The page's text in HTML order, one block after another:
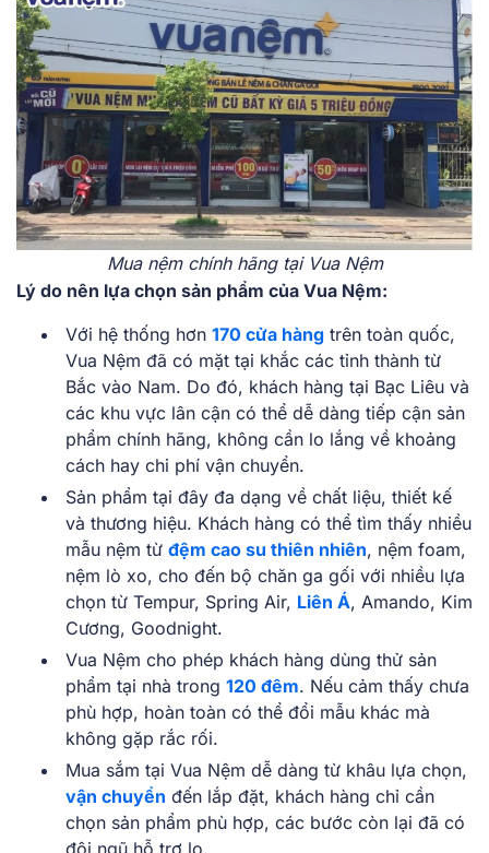
Mua nệm chính hãng tại Vua Nệm
Lý do nên lựa chọn sản phẩm của Vua Nệm:
Với hệ thống hơn 170 cửa hàng trên toàn quốc,
Vua Nệm đã có mặt tại khắc các tỉnh thành từ
Bắc vào Nam. Do đó, khách hàng tại Bạc Liêu và
các khu vực lân cận có thể dễ dàng tiếp cận sản
phẩm chính hãng, không cần lo lắng về khoảng
cách hay chi phí vận chuyển.
Sản phẩm tại đây đa dạng về chất liệu, thiết kế
và thương hiệu. Khách hàng có thể tìm thấy nhiều
mẫu nệm từ đệm cao su thiên nhiên, nệm foam,
nệm lò xo, cho đến bộ chăn ga gối với nhiều lựa
chọn từ Tempur, Spring Air, Liên Á, Amando, Kim
Cương, Goodnight.
Vua Nệm cho phép khách hàng dùng thử sản
phẩm tại nhà trong 120 đêm. Nếu cảm thấy chưa
phù hợp, hoàn toàn có thể đổi mẫu khác mà
không gặp rắc rối.
Mua sắm tại Vua Nệm dễ dàng từ khâu lựa chọn,
vận chuyển đến lắp đặt, khách hàng chỉ cần
chọn sản phẩm phù hợp, các bước còn lại đã có
đội ngũ hỗ trợ lo.